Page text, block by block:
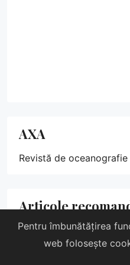
AXA
Revistă de
Articole
Despre dreapta politică
Pentru îmbunătățirea
web folosește